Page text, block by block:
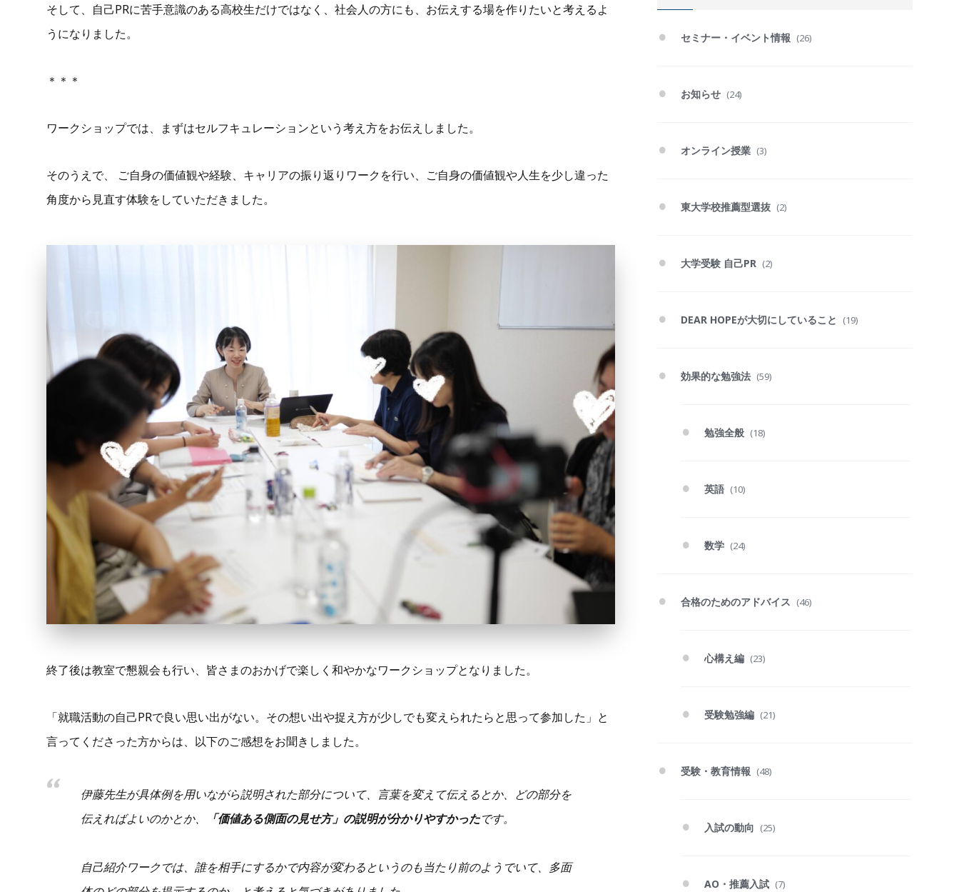
そして、自己PRに苦手意識のある高校生だけではなく、社会人の方にも、お伝えする場を作りたいと考えるよ
うになりました。
＊＊＊
ワークショップでは、まずはセルフキュレーションという考え方をお伝えしました。
そのうえで、 ご自身の価値観や経験、キャリアの振り返りワークを行い、ご自身の価値観や人生を少し違った
角度から見直す体験をしていただきました。
終了後は教室で懇親会も行い、皆さまのおかげで楽しく和やかなワークショップとなりました。
「就職活動の自己PRで良い思い出がない。その想い出や捉え方が少しでも変えられたらと思って参加した」と
言ってくださった方からは、以下のご感想をお聞きしました。
伊藤先生が具体例を用いながら説明された部分について、言葉を変えて伝えるとか、どの部分を
伝えればよいのかとか、
「価値ある側面の見せ方」の説明が分かりやすかったです。
自己紹介ワークでは、誰を相手にするかで内容が変わるというのも当たり前のようでいて、多面
セミナー・イベント情報 (26)
お知らせ (24)
オンライン授業 (3)
東大学校推薦型選抜 (2)
大学受験 自己PR (2)
DEAR HOPEが大切にしていること (19)
効果的な勉強法 (59)
勉強全般 (18)
英語 (10)
数学 (24)
合格のためのアドバイス (46)
心構え編 (23)
受験勉強編 (21)
受験・教育情報 (48)
入試の動向 (25)
AO・推薦入試 (7)